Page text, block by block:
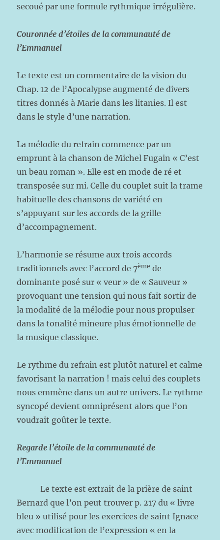
secoué par une formule rythmique irrégulière.
Couronnée d’étoiles de la communauté de
l’Emmanuel
Le texte est un commentaire de la vision du
Chap. 12 de l’Apocalypse augmenté de divers
titres donnés à Marie dans les litanies. Il est
dans le style d’une narration.
La mélodie du refrain commence par un
emprunt à la chanson de Michel Fugain « C’est
un beau roman ». Elle est en mode de ré et
transposée sur mi. Celle du couplet suit la trame
habituelle des chansons de variété en
s’appuyant sur les accords de la grille
d’accompagnement.
L’harmonie se résume aux trois accords
traditionnels avec l’accord de 7ème de
dominante posé sur « veur » de « Sauveur »
provoquant une tension qui nous fait sortir de
la modalité de la mélodie pour nous propulser
dans la tonalité mineure plus émotionnelle de
la musique classique.
Le rythme du refrain est plutôt naturel et calme
favorisant la narration ! mais celui des couplets
nous emmène dans un autre univers. Le rythme
syncopé devient omniprésent alors que l’on
voudrait goûter le texte.
Regarde l’étoile de la communauté de
l’Emmanuel
Le texte est extrait de la prière de saint
Bernard que l’on peut trouver p. 217 du « livre
bleu » utilisé pour les exercices de saint Ignace
avec modification de l’expression « en la